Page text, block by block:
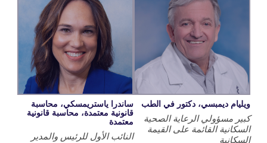
ديمبسي، دكتور في الطب
الرعاية الصحية
القائمة على القيمة
ساندرا ياستريمسكي، محاسبة
قانونية معتمدة، محاسبة قانونية
معتمدة
النائب الأول للرئيس والمدير